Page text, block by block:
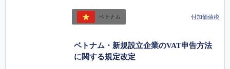
ベトナム 付加価値税
ベトナム・新規設立企業のVAT申告方法
に関する規定改定